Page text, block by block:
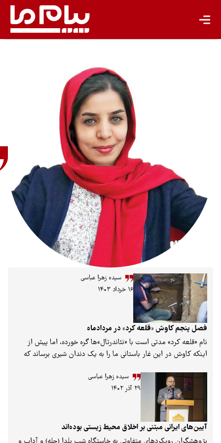
روزنامه
نگار
سیده زهرا عباسی
۱۶ خرداد ۱۴۰۳
«قلعه کرد» در مردادماه
مدتی است با «نئاندرتال»ها گره خورده، اما پیش از
این غار باستانی ما را به یک دندان شیری برساند که
در میان غارنوردان حرفه‌ای شناخته شده بود. غار «قلعه
به ثبت رسید. قدمت این غار به دورهٔ «الیگو-
میوسن» و دوران سوم زمین‌شناسی می‌رسد که تا ۴۰ میلیون سال پیش
اما اینکه این غار چگونه یکی از محوطه‌های مهم
سیده زهرا عباسی
۲۹ آذر ۱۴۰۲
مبتنی بر اخلاق محیط زیستی بوده‌اند